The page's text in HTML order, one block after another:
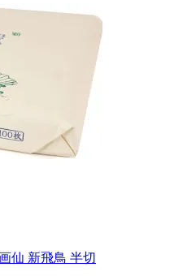
仙 新飛鳥 半切